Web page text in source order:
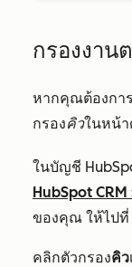
กรองงาน
หากคุณต้องกา
กรองคิวในหน้
ในบัญชี
HubSpot CRM
ของคุณ ให้ไปที่
คลิกตัวกรองคิว